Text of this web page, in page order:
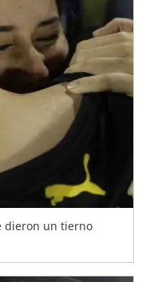
dieron un tierno